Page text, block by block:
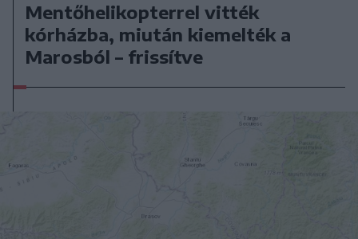
Mentőhelikopterrel vitték
kórházba, miután kiemelték a
Marosból – frissítve